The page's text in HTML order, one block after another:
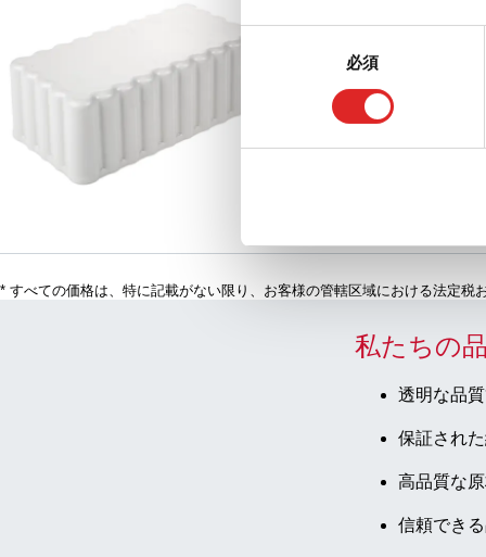
同
選
必須
93.857|
ックラックD17, 25
比較
* すべての価格は、特に記載がない限り、お客様の管轄区域における法定税
私たちの
透明な品
保証され
高品質な
信頼でき